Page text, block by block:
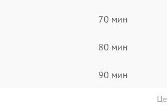
70 мин
80 мин
90 мин